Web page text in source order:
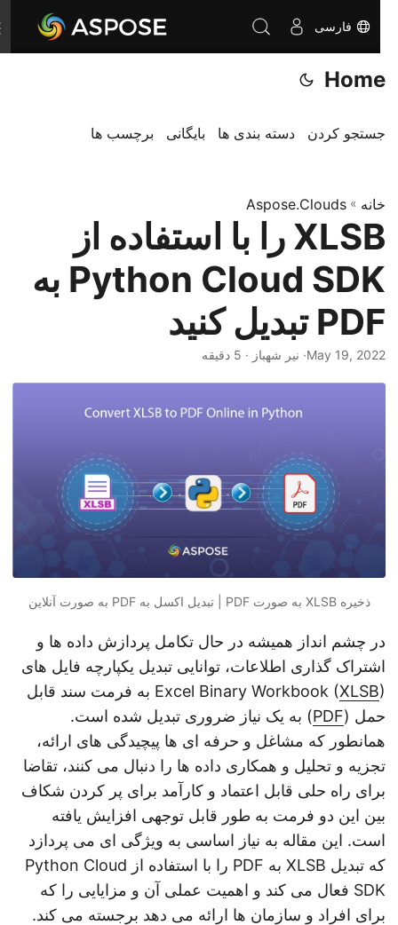
فارسی
Home
جستجو کردن دسته بندی ها بایگانی برچسب ها
خانه»
Aspose.Clouds
XLSB را با استفاده از
Python Cloud SDK به
PDF تبدیل کنید
May 19, 2022· نیر شهباز · 5 دقیقه
ذخیره XLSB به صورت PDF | تبدیل اکسل به PDF به صورت آنلاین
در چشم انداز همیشه در حال تکامل پردازش داده ها و
اشتراک گذاری اطلاعات، توانایی تبدیل یکپارچه فایل های
Excel Binary Workbook (XLSB
) به فرمت سند قابل
حمل ( PDF) به یک نیاز ضروری تبدیل شده است.
همانطور که مشاغل و حرفه ای ها پیچیدگی های ارائه،
تجزیه و تحلیل و همکاری داده ها را دنبال می کنند، تقاضا
برای راه حلی قابل اعتماد و کارآمد برای پر کردن شکاف
بین این دو فرمت به طور قابل توجهی افزایش یافته
است. این مقاله به نیاز اساسی به ویژگی ای می پردازد
که تبدیل XLSB به PDF را با استفاده از Python Cloud
SDK فعال می کند و اهمیت عملی آن و مزایایی را که
برای افراد و سازمان ها ارائه می دهد برجسته می کند.